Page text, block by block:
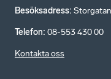
Besöksadress:
Telefon: 08-553 430 00
Kontakta oss